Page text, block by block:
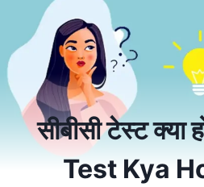
सीबीसी टेस्ट क्या
Test Kya